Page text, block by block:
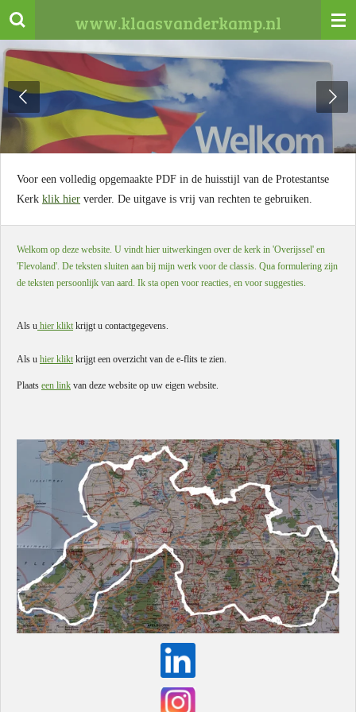
Ga
naar
hoofdinhoud
www.klaasvanderkamp.nl
Voor een volledig opgemaakte PDF in de huisstijl van de Protestantse
Kerk klik hier verder. De uitgave is vrij van rechten te gebruiken.
Welkom op deze website. U vindt hier uitwerkingen over de kerk in 'Overijssel' en
'Flevoland'. De teksten sluiten aan bij mijn werk voor de classis. Qua formulering zijn
de teksten persoonlijk van aard. Ik sta open voor reacties, en voor suggesties.
Als u hier klikt krijgt u contactgegevens.
Als u hier klikt krijgt een overzicht van de e-flits te zien.
Plaats een link van deze website op uw eigen website.